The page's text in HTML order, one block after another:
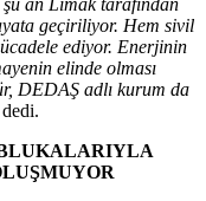
an Limak tarafından
geçiriliyor. Hem sivil
ediyor. Enerjinin
elinde olması
DEDAŞ adlı kurum da